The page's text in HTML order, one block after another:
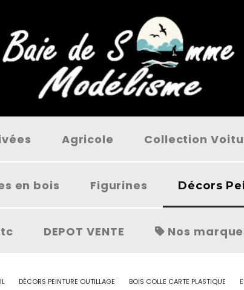
Agricole Collection
en bois Figurines Décors
DEPOT VENTE Nos
DÉCORS PEINTURE OUTILLAGE BOIS COLLE CARTE PLASTIQUE